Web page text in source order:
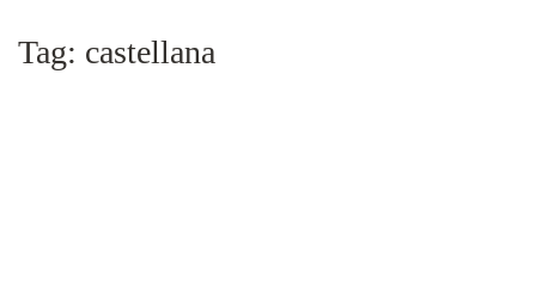
Tag: castellana